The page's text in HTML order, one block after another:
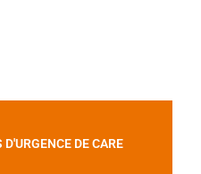
DE CARE